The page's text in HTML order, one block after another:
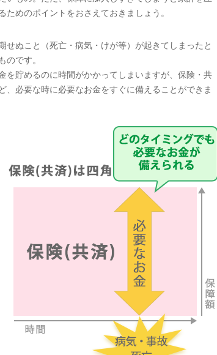
めのポイントをおさえておきましょう。
ぬこと（死亡・病気・けが等）が起きてしまったと
のです。
を貯めるのに時間がかかってしまいますが、保険・共
必要な時に必要なお金をすぐに備えることができま